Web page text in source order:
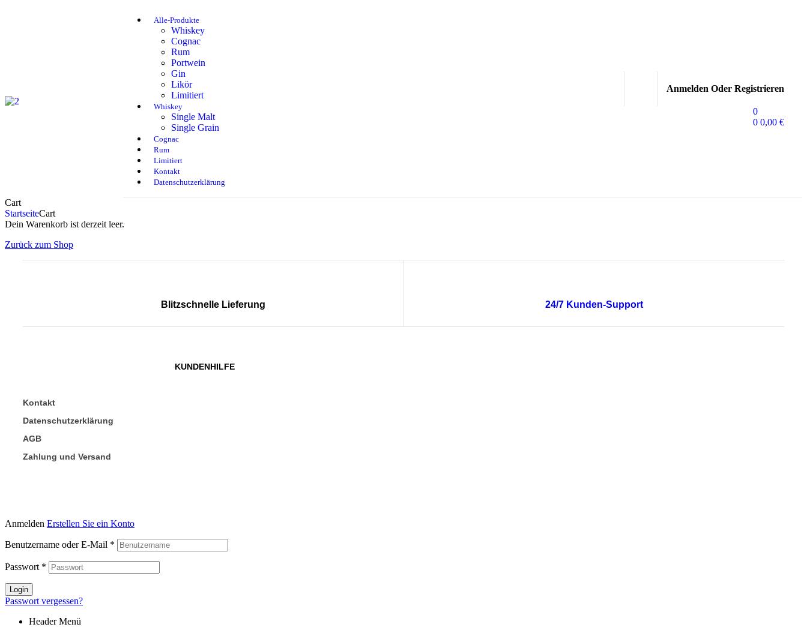
Alle-Produkte
Whiskey
Cognac
Rum
Portwein
Gin
Likör
Limitiert
Whiskey
Single Malt
Single Grain
Cognac
Rum
Limitiert
Kontakt
Datenschutzerklärung
Anmelden Oder Registrieren
0
0 0,00 €
Cart
StartseiteCart
Dein Warenkorb ist derzeit leer.
Zurück zum Shop
Blitzschnelle Lieferung 24/7 Kunden-Support
KUNDENHILFE
Kontakt
Datenschutzerklärung
AGB
Zahlung und Versand
Anmelden Erstellen Sie ein Konto
Benutzername oder E-Mail *
Passwort *
Login
Passwort vergessen?
Header Menü